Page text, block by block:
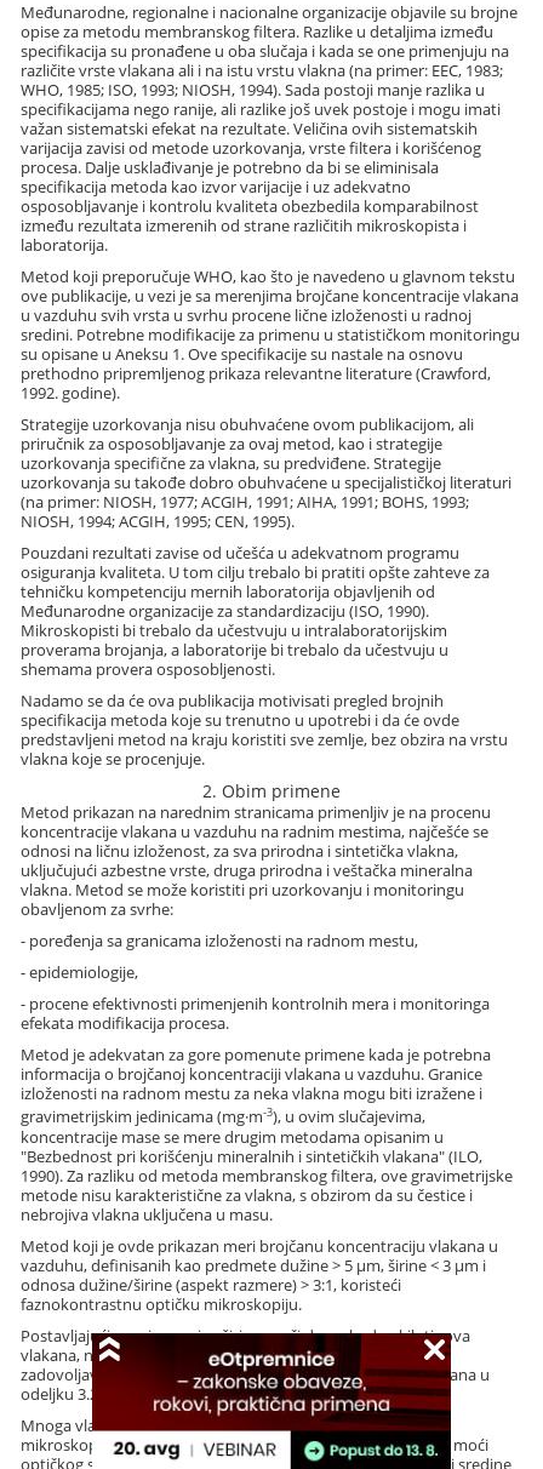
Međunarodne, regionalne i nacionalne organizacije objavile su brojne
opise za metodu membranskog filtera. Razlike u detaljima između
specifikacija su pronađene u oba slučaja i kada se one primenjuju na
različite vrste vlakana ali i na istu vrstu vlakna (na primer: EEC, 1983;
WHO, 1985; ISO, 1993; NIOSH, 1994). Sada postoji manje razlika u
specifikacijama nego ranije, ali razlike još uvek postoje i mogu imati
važan sistematski efekat na rezultate. Veličina ovih sistematskih
varijacija zavisi od metode uzorkovanja, vrste filtera i korišćenog
procesa. Dalje usklađivanje je potrebno da bi se eliminisala
specifikacija metoda kao izvor varijacije i uz adekvatno
osposobljavanje i kontrolu kvaliteta obezbedila komparabilnost
između rezultata izmerenih od strane različitih mikroskopista i
laboratorija.
Metod koji preporučuje WHO, kao što je navedeno u glavnom tekstu
ove publikacije, u vezi je sa merenjima brojčane koncentracije vlakana
u vazduhu svih vrsta u svrhu procene lične izloženosti u radnoj
sredini. Potrebne modifikacije za primenu u statističkom monitoringu
su opisane u Aneksu 1. Ove specifikacije su nastale na osnovu
prethodno pripremljenog prikaza relevantne literature (Crawford,
1992. godine).
Strategije uzorkovanja nisu obuhvaćene ovom publikacijom, ali
priručnik za osposobljavanje za ovaj metod, kao i strategije
uzorkovanja specifične za vlakna, su predviđene. Strategije
uzorkovanja su takođe dobro obuhvaćene u specijalističkoj literaturi
(na primer: NIOSH, 1977; ACGIH, 1991; AIHA, 1991; BOHS, 1993;
NIOSH, 1994; ACGIH, 1995; CEN, 1995).
Pouzdani rezultati zavise od učešća u adekvatnom programu
osiguranja kvaliteta. U tom cilju trebalo bi pratiti opšte zahteve za
tehničku kompetenciju mernih laboratorija objavljenih od
Međunarodne organizacije za standardizaciju (ISO, 1990).
Mikroskopisti bi trebalo da učestvuju u intralaboratorijskim
proverama brojanja, a laboratorije bi trebalo da učestvuju u
shemama provera osposobljenosti.
Nadamo se da će ova publikacija motivisati pregled brojnih
specifikacija metoda koje su trenutno u upotrebi i da će ovde
predstavljeni metod na kraju koristiti sve zemlje, bez obzira na vrstu
vlakna koje se procenjuje.
2. Obim primene
Metod prikazan na narednim stranicama primenljiv je na procenu
koncentracije vlakana u vazduhu na radnim mestima, najčešće se
odnosi na ličnu izloženost, za sva prirodna i sintetička vlakna,
uključujući azbestne vrste, druga prirodna i veštačka mineralna
vlakna. Metod se može koristiti pri uzorkovanju i monitoringu
obavljenom za svrhe:
- poređenja sa granicama izloženosti na radnom mestu,
- epidemiologije,
- procene efektivnosti primenjenih kontrolnih mera i monitoringa
efekata modifikacija procesa.
Metod je adekvatan za gore pomenute primene kada je potrebna
informacija o brojčanoj koncentraciji vlakana u vazduhu. Granice
izloženosti na radnom mestu za neka vlakna mogu biti izražene i
gravimetrijskim jedinicama (mg·m-3), u ovim slučajevima,
koncentracije mase se mere drugim metodama opisanim u
"Bezbednost pri korišćenju mineralnih i sintetičkih vlakana" (ILO,
1990). Za razliku od metoda membranskog filtera, ove gravimetrijske
metode nisu karakteristične za vlakna, s obzirom da su čestice i
nebrojiva vlakna uključena u masu.
Metod koji je ovde prikazan meri brojčanu koncentraciju vlakana u
vazduhu, definisanih kao predmete dužine > 5 µm, širine < 3 µm i
odnosa dužine/širine (aspekt razmere) > 3:1, koristeći
faznokontrastnu optičku mikroskopiju.
Postavljajući gornju granicu širine znači da se, kod nekih tipova
vlakana, neka široka vlakna neće brojati. Sva vlakna koja
zadovoljavaju kriterijume dimenzije i pravila brojanja definisana u
odeljku 3.2.3. ovog metoda bi trebalo da se računaju.
Mnoga vlakna su suviše mala da bi bila vidljiva optičkom
mikroskopijom. Minimalna vidljiva širina zavisi od razdvojne moći
optičkog sistema, razlike u indeksu refrakcije između vlakna i sredine